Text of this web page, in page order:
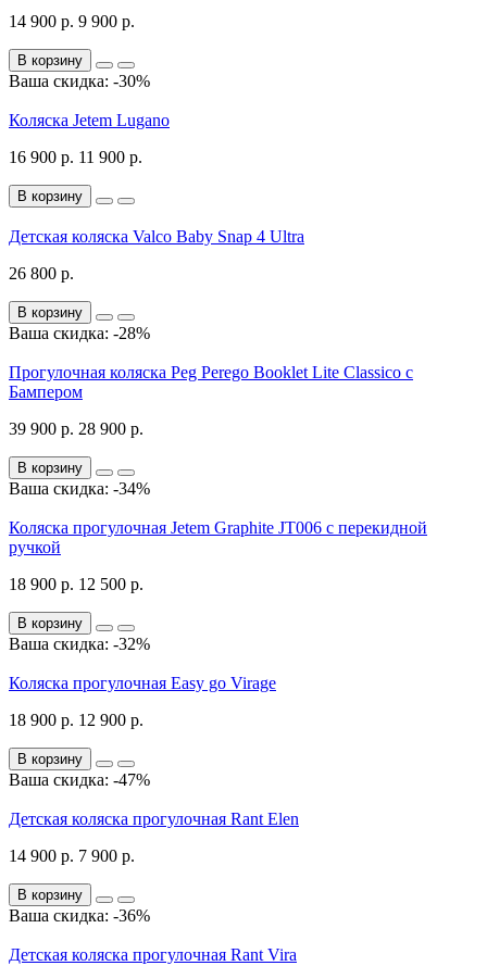
14 900 р. 9 900 р.
В корзину
Ваша скидка: -30%
Коляска Jetem Lugano
16 900 р. 11 900 р.
В корзину
Детская коляска Valco Baby Snap 4 Ultra
26 800 р.
В корзину
Ваша скидка: -28%
Прогулочная коляска Peg Perego Booklet Lite Classico с
Бампером
39 900 р. 28 900 р.
В корзину
Ваша скидка: -34%
Коляска прогулочная Jetem Graphite JT006 с перекидной
ручкой
18 900 р. 12 500 р.
В корзину
Ваша скидка: -32%
Коляска прогулочная Easy go Virage
18 900 р. 12 900 р.
В корзину
Ваша скидка: -47%
Детская коляска прогулочная Rant Elen
14 900 р. 7 900 р.
В корзину
Ваша скидка: -36%
Детская коляска прогулочная Rant Vira